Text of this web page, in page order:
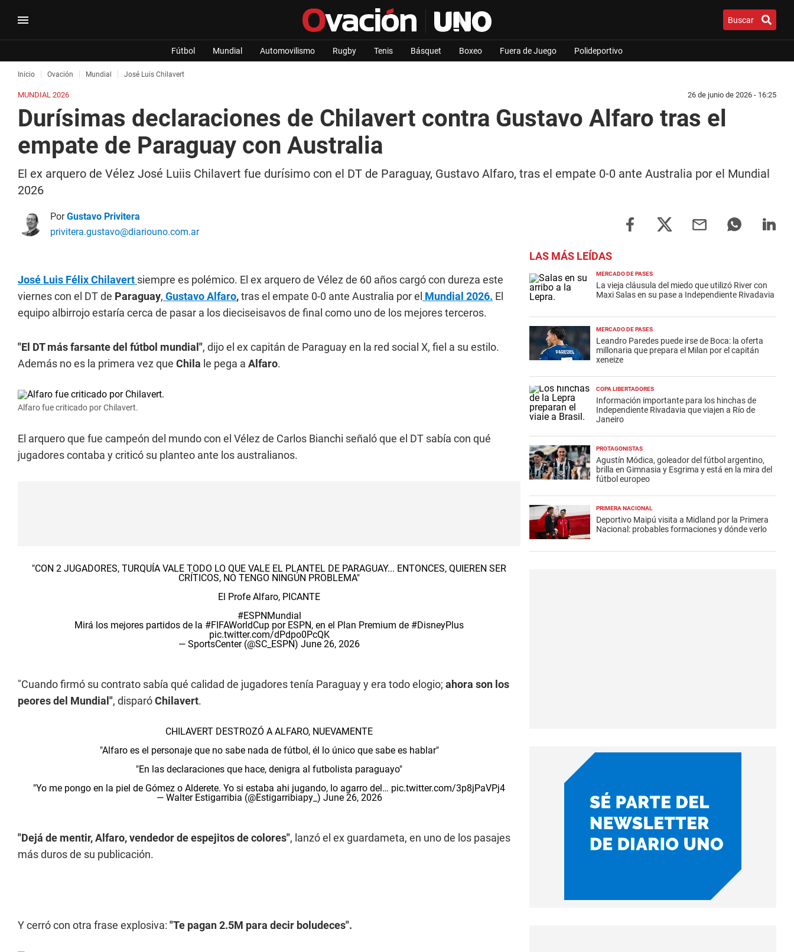
Buscar
Fútbol Mundial Automovilismo Rugby Tenis Básquet Boxeo Fuera de Juego Polideportivo
Inicio Ovación Mundial José Luis Chilavert
MUNDIAL 2026 26 de junio de 2026 - 16:25
Durísimas declaraciones de Chilavert contra Gustavo Alfaro tras el
empate de Paraguay con Australia
El ex arquero de Vélez José Luiis Chilavert fue durísimo con el DT de Paraguay, Gustavo Alfaro, tras el empate 0-0 ante Australia por el Mundial
2026
PorGustavo Privitera
privitera.gustavo@diariouno.com.ar
José Luis Félix Chilavert siempre es polémico. El ex arquero de Vélez de 60 años cargó con dureza este
viernes con el DT de Paraguay, Gustavo Alfaro,tras el empate 0-0 ante Australia por el Mundial 2026. El
equipo albirrojo estaría cerca de pasar a los dieciseisavos de final como uno de los mejores terceros.
"El DT más farsante del fútbol mundial", dijo el ex capitán de Paraguay en la red social X, fiel a su estilo.
Además no es la primera vez que Chila le pega a Alfaro.
Alfaro fue criticado por Chilavert.
El arquero que fue campeón del mundo con el Vélez de Carlos Bianchi señaló que el DT sabía con qué
jugadores contaba y criticó su planteo ante los australianos.
"CON 2 JUGADORES, TURQUÍA VALE TODO LO QUE VALE EL PLANTEL DE PARAGUAY... ENTONCES, QUIEREN SER
CRÍTICOS, NO TENGO NINGÚN PROBLEMA"
El Profe Alfaro, PICANTE
#ESPNMundial
Mirá los mejores partidos de la #FIFAWorldCup por ESPN, en el Plan Premium de #DisneyPlus
pic.twitter.com/dPdpo0PcQK
— SportsCenter (@SC_ESPN) June 26, 2026
"Cuando firmó su contrato sabía qué calidad de jugadores tenía Paraguay y era todo elogio; ahora son los
peores del Mundial", disparóChilavert.
CHILAVERT DESTROZÓ A ALFARO, NUEVAMENTE
"Alfaro es el personaje que no sabe nada de fútbol, él lo único que sabe es hablar"
"En las declaraciones que hace, denigra al futbolista paraguayo"
"Yo me pongo en la piel de Gómez o Alderete. Yo si estaba ahi jugando, lo agarro del… pic.twitter.com/3p8jPaVPj4
— Walter Estigarribia (@Estigarribiapy_) June 26, 2026
"Dejá de mentir, Alfaro, vendedor de espejitos de colores", lanzó el ex guardameta, en uno de los pasajes
más duros de su publicación.
Y cerró con otra frase explosiva: "Te pagan 2.5M para decir boludeces".
LAS MÁS LEÍDAS
MERCADO DE PASES
La vieja cláusula del miedo que utilizó River con
Maxi Salas en su pase a Independiente Rivadavia
MERCADO DE PASES
Leandro Paredes puede irse de Boca: la oferta
millonaria que prepara el Milan por el capitán
xeneize
COPA LIBERTADORES
Información importante para los hinchas de
Independiente Rivadavia que viajen a Río de
Janeiro
PROTAGONISTAS
Agustín Módica, goleador del fútbol argentino,
brilla en Gimnasia y Esgrima y está en la mira del
fútbol europeo
PRIMERA NACIONAL
Deportivo Maipú visita a Midland por la Primera
Nacional: probables formaciones y dónde verlo